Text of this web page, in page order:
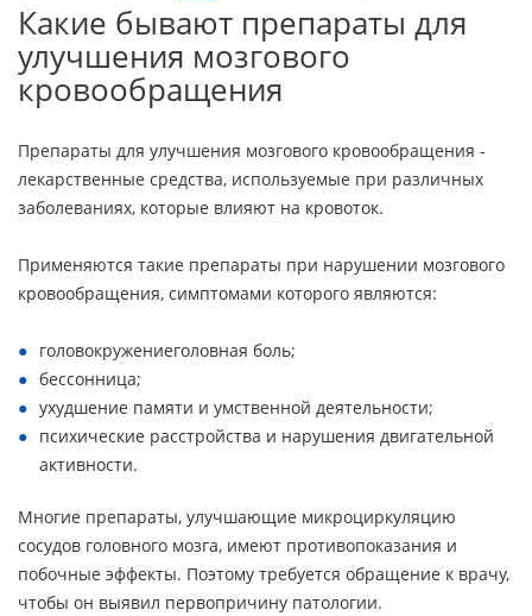
Какие бывают препараты для
улучшения мозгового
кровообращения
Препараты для улучшения мозгового кровообращения -
лекарственные средства, используемые при различных
заболеваниях, которые влияют на кровоток.
Применяются такие препараты при нарушении мозгового
кровообращения, симптомами которого являются:
головокружениеголовная боль;
бессонница;
ухудшение памяти и умственной деятельности;
психические расстройства и нарушения двигательной
активности.
Многие препараты, улучшающие микроциркуляцию
сосудов головного мозга, имеют противопоказания и
побочные эффекты. Поэтому требуется обращение к врачу,
чтобы он выявил первопричину патологии.